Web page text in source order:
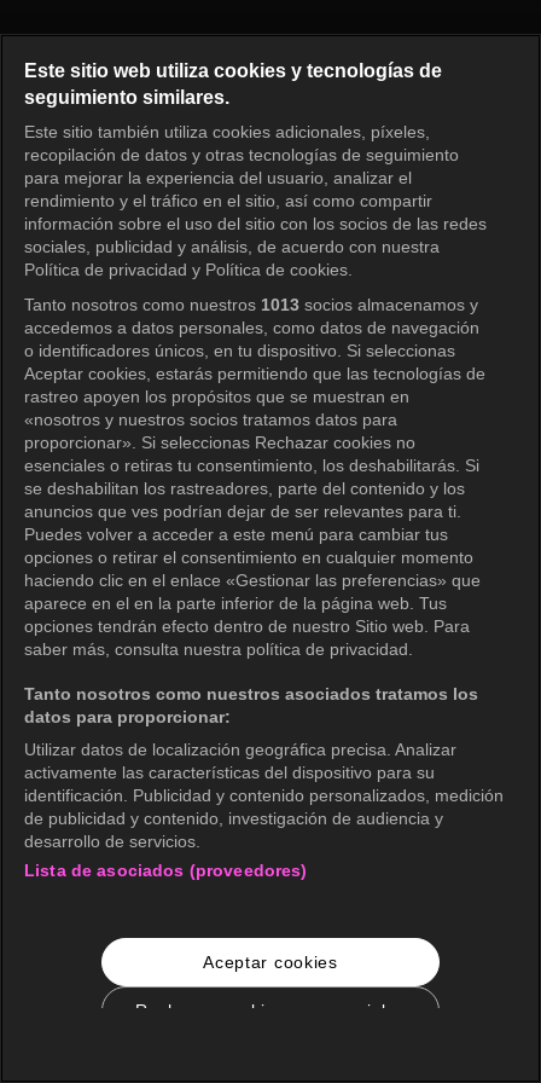
Iniciar sesión
Este sitio web utiliza cookies y tecnologías de
seguimiento similares.
Este sitio también utiliza cookies adicionales, píxeles,
recopilación de datos y otras tecnologías de seguimiento
para mejorar la experiencia del usuario, analizar el
rendimiento y el tráfico en el sitio, así como compartir
información sobre el uso del sitio con los socios de las redes
sociales, publicidad y análisis, de acuerdo con nuestra
Política de privacidad y Política de cookies.
Tanto nosotros como nuestros 1013 socios almacenamos y
accedemos a datos personales, como datos de navegación
o identificadores únicos, en tu dispositivo. Si seleccionas
Aceptar cookies, estarás permitiendo que las tecnologías de
rastreo apoyen los propósitos que se muestran en
«nosotros y nuestros socios tratamos datos para
proporcionar». Si seleccionas Rechazar cookies no
esenciales o retiras tu consentimiento, los deshabilitarás. Si
se deshabilitan los rastreadores, parte del contenido y los
anuncios que ves podrían dejar de ser relevantes para ti.
Puedes volver a acceder a este menú para cambiar tus
opciones o retirar el consentimiento en cualquier momento
haciendo clic en el enlace «Gestionar las preferencias» que
aparece en el en la parte inferior de la página web. Tus
opciones tendrán efecto dentro de nuestro Sitio web. Para
saber más, consulta nuestra política de privacidad.
Tanto nosotros como nuestros asociados tratamos los
datos para proporcionar:
Utilizar datos de localización geográfica precisa. Analizar
activamente las características del dispositivo para su
identificación. Publicidad y contenido personalizados, medición
de publicidad y contenido, investigación de audiencia y
desarrollo de servicios.
Lista de asociados (proveedores)
Aceptar cookies
Rechazar cookies no esenciales